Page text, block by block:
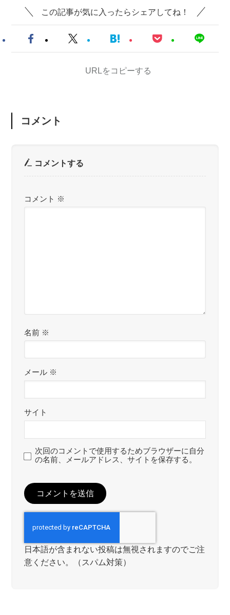
この記事が気に入ったらシェアしてね！
URLをコピーする
コメント
コメントする
コメント ※
名前 ※
メール ※
サイト
次回のコメントで使用するためブラウザーに自分
の名前、メールアドレス、サイトを保存する。
日本語が含まれない投稿は無視されますのでご注
意ください。（スパム対策）